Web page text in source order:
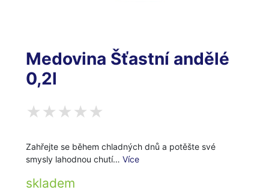
Medovina Šťastní andělé
0,2l
Zahřejte se během chladných dnů a potěšte své
smysly lahodnou chutí… Více
skladem